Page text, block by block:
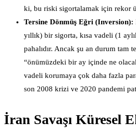
ki, bu riski sigortalamak için rekor
Tersine Dönmüş Eğri (Inversion):
yıllık) bir sigorta, kısa vadeli (1
pahalıdır. Ancak şu an durum tam
“önümüzdeki bir ay içinde ne
vadeli korumaya çok daha fazla
son 2008 krizi ve 2020 pandemi
İran Savaşı Küresel